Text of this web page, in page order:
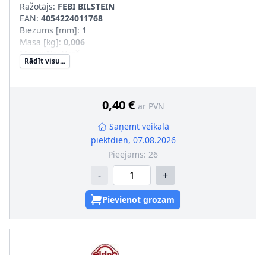
Ražotājs: FEBI BILSTEIN
EAN: 4054224011768
Biezums [mm]: 1
Masa [kg]: 0,006
Materiāls:Varš
Iekšējais diametrs [mm]
Rādīt visu...
0,40 € ar PVN
Saņemt veikalā
piektdien, 07.08.2026
Pieejams: 26
- +
Pievienot grozam